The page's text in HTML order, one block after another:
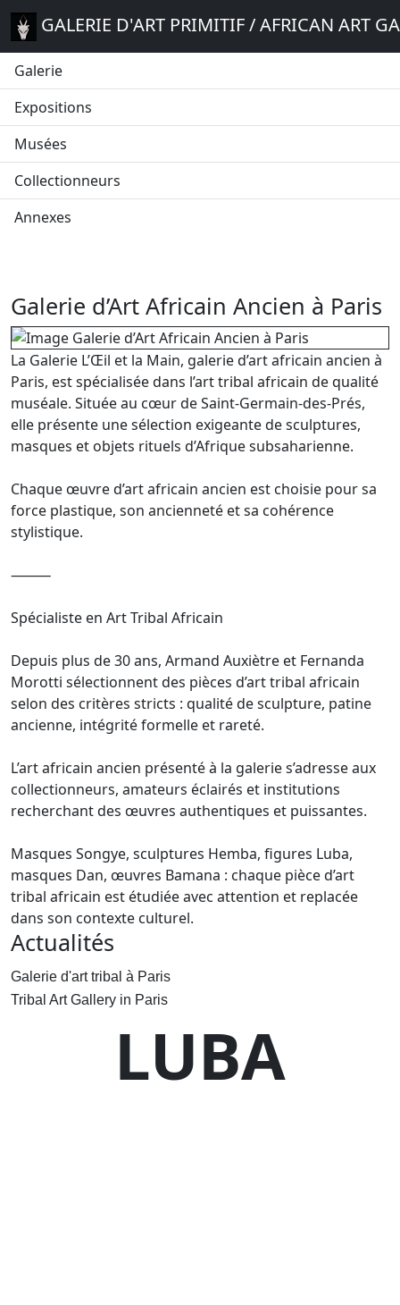
GALERIE D'ART PRIMITIF / AFRICAN ART
Galerie
Expositions
Musées
Collectionneurs
Annexes
Galerie d’Art Africain Ancien à Paris
La Galerie L’Œil et la Main, galerie d’art africain ancien à
Paris, est spécialisée dans l’art tribal africain de qualité
muséale. Située au cœur de Saint-Germain-des-Prés,
elle présente une sélection exigeante de sculptures,
masques et objets rituels d’Afrique subsaharienne.
Chaque œuvre d’art africain ancien est choisie pour sa
force plastique, son ancienneté et sa cohérence
stylistique.
⸻
Spécialiste en Art Tribal Africain
Depuis plus de 30 ans, Armand Auxiètre et Fernanda
Morotti sélectionnent des pièces d’art tribal africain
selon des critères stricts : qualité de sculpture, patine
ancienne, intégrité formelle et rareté.
L’art africain ancien présenté à la galerie s’adresse aux
collectionneurs, amateurs éclairés et institutions
recherchant des œuvres authentiques et puissantes.
Masques Songye, sculptures Hemba, figures Luba,
masques Dan, œuvres Bamana : chaque pièce d’art
tribal africain est étudiée avec attention et replacée
dans son contexte culturel.
Actualités
Galerie d'art tribal à Paris
Tribal Art Gallery in Paris
LUBA